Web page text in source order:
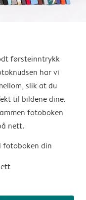
førsteinntrykk
har vi
slik at du
til bildene dine.
fotoboken
nett.
fotoboken din